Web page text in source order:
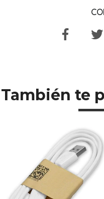
También te